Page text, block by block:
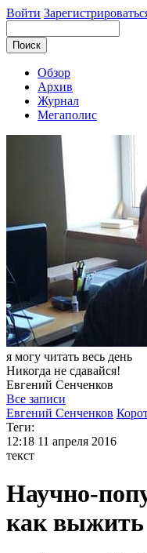
Войти
Обзор
Архив
Журнал
Мегаполис
я могу читать весь день
Никогда не сдавайся!
Евгений Сенченков
Все записи
Евгений Сенченков
Теги:
12:18 11 апреля 2016
текст
Научно-
как выжить